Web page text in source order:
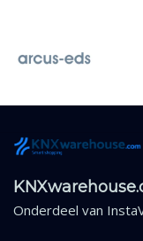
Onderdeel van